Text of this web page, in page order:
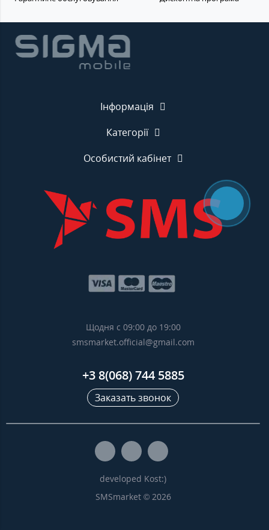
Інформація
Категорії
Особистий кабінет
Щодня с 09:00 до 19:00
smsmarket.official@gmail.com
+3 8(068) 744 5885
Заказать звонок
SMSmarket © 2026
developed Kost:)